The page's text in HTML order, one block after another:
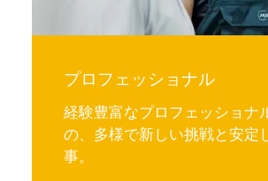
プロフェッショナル
経験豊富なプロフェッショナ
の、多様で新しい挑戦と安定
事。